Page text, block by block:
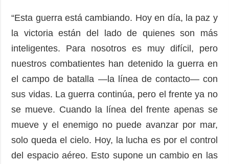
“Esta guerra está cambiando. Hoy en día, la paz y
la victoria están del lado de quienes son más
inteligentes. Para nosotros es muy difícil, pero
nuestros combatientes han detenido la guerra en
el campo de batalla —la línea de contacto— con
sus vidas. La guerra continúa, pero el frente ya no
se mueve. Cuando la línea del frente apenas se
mueve y el enemigo no puede avanzar por mar,
solo queda el cielo. Hoy, la lucha es por el control
del espacio aéreo. Esto supone un cambio en las